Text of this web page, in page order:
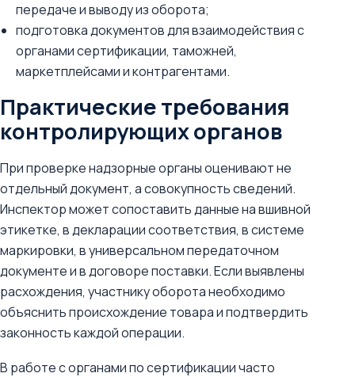
передаче и выводу из оборота;
подготовка документов для взаимодействия с
органами сертификации, таможней,
маркетплейсами и контрагентами.
Практические требования
контролирующих органов
При проверке надзорные органы оценивают не
отдельный документ, а совокупность сведений.
Инспектор может сопоставить данные на вшивной
этикетке, в декларации соответствия, в системе
маркировки, в универсальном передаточном
документе и в договоре поставки. Если выявлены
расхождения, участнику оборота необходимо
объяснить происхождение товара и подтвердить
законность каждой операции.
В работе с органами по сертификации часто